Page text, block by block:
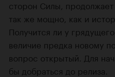
сторон Силы,
так же мощно, как и
Получится ли у
величие предка новому
вопрос открытый. Для
бы добраться до релиза.